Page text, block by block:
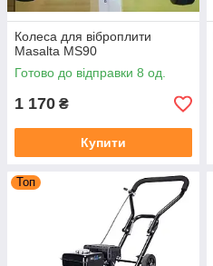
Колеса для віброплити
Masalta MS90
Готово до відправки 8 од.
1 170 ₴
Купити
Топ